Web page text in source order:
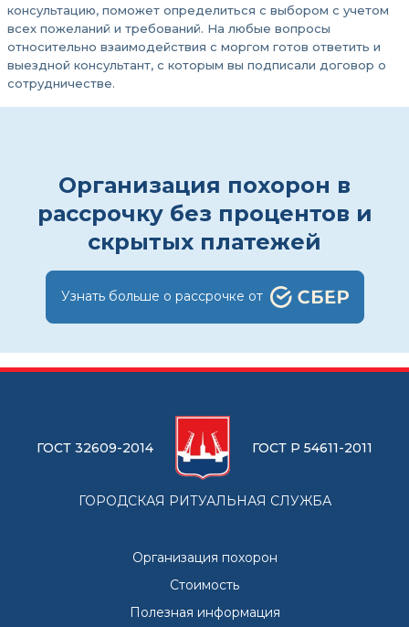
консультацию, поможет определиться с выбором с учетом
всех пожеланий и требований. На любые вопросы
относительно взаимодействия с моргом готов ответить и
выездной консультант, с которым вы подписали договор о
сотрудничестве.
Организация похорон в
рассрочку без процентов и
скрытых платежей
Узнать больше о рассрочке от
ГОСТ 32609-2014 ГОСТ Р 54611-2011
ГОРОДСКАЯ РИТУАЛЬНАЯ СЛУЖБА
Организация похорон
Стоимость
Полезная информация